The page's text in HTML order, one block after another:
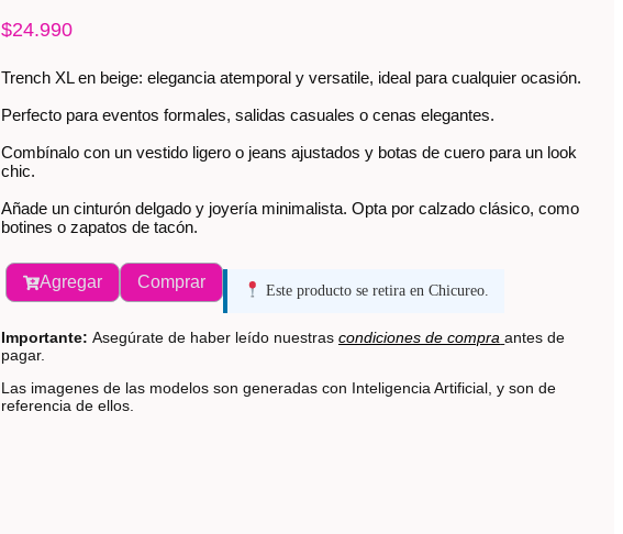
$24.990
Trench XL en beige: elegancia atemporal y versatile, ideal para cualquier ocasión.
Perfecto para eventos formales, salidas casuales o cenas elegantes.
Combínalo con un vestido ligero o jeans ajustados y botas de cuero para un look
chic.
Añade un cinturón delgado y joyería minimalista. Opta por calzado clásico, como
botines o zapatos de tacón.
Agregar Comprar Este producto se retira en Chicureo.
Importante: Asegúrate de haber leído nuestrascondiciones de compra antes de
pagar.
Las imagenes de las modelos son generadas con Inteligencia Artificial, y son de
referencia de ellos.